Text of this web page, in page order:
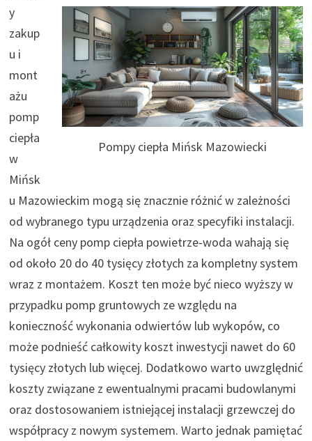
Pompy ciepła Mińsk Mazowiecki
y
zakup
u i
mont
ażu
pomp
ciepła
w
Mińsk
u Mazowieckim mogą się znacznie różnić w zależności
od wybranego typu urządzenia oraz specyfiki instalacji.
Na ogół ceny pomp ciepła powietrze-woda wahają się
od około 20 do 40 tysięcy złotych za kompletny system
wraz z montażem. Koszt ten może być nieco wyższy w
przypadku pomp gruntowych ze względu na
konieczność wykonania odwiertów lub wykopów, co
może podnieść całkowity koszt inwestycji nawet do 60
tysięcy złotych lub więcej. Dodatkowo warto uwzględnić
koszty związane z ewentualnymi pracami budowlanymi
oraz dostosowaniem istniejącej instalacji grzewczej do
współpracy z nowym systemem. Warto jednak pamiętać